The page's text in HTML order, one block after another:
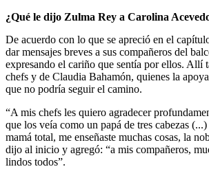
¿Qué le dijo Zulma Rey a Carolina
De acuerdo con lo que se apreció en el
dar mensajes breves a sus compañeros del
expresando el cariño que sentía por ellos. Allí
chefs y de Claudia Bahamón, quienes la
que no podría seguir el camino.
“A mis chefs les quiero agradecer
que los veía como un papá de tres cabezas
mamá total, me enseñaste muchas cosas, la
dijo al inicio y agregó: “a mis compañeros,
lindos todos”.